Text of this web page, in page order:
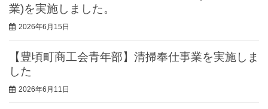
業)を実施しました。
2026年6月15日
【豊頃町商工会青年部】清掃奉仕事業を実施しま
した
2026年6月11日